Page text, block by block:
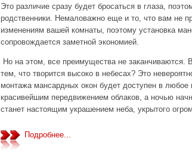
Это различие сразу будет бросаться в глаза,
родственники. Немаловажно еще и то, что вам не
изменениям вашей комнаты, поэтому установка
сопровождается заметной экономией.
Но на этом, все преимущества не заканчиваются.
тем, что творится высоко в небесах? Это
монтажа мансардных окон будет доступен в
красивейшим передвижением облаков, а ночью
станет настоящим украшением неба, укрытого
Подробнее...